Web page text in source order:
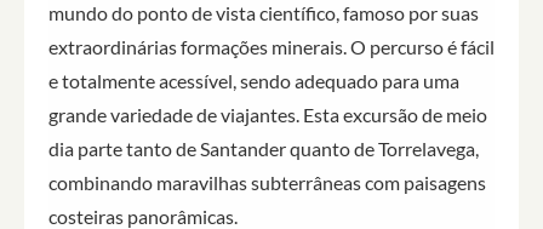
mundo do ponto de vista científico, famoso por suas
extraordinárias formações minerais. O percurso é fácil
e totalmente acessível, sendo adequado para uma
grande variedade de viajantes. Esta excursão de meio
dia parte tanto de Santander quanto de Torrelavega,
combinando maravilhas subterrâneas com paisagens
costeiras panorâmicas.